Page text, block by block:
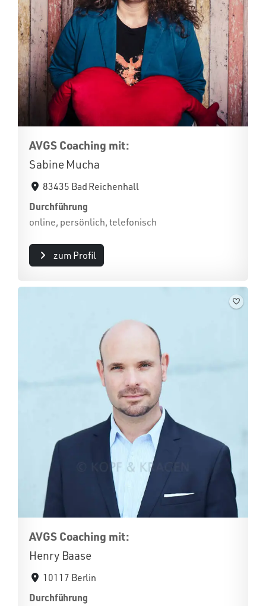
AVGS Coaching mit:
Sabine Mucha
83435 Bad Reichenhall
Durchführung
online, persönlich, telefonisch
zum Profil
AVGS Coaching mit:
Henry Baase
10117 Berlin
Durchführung